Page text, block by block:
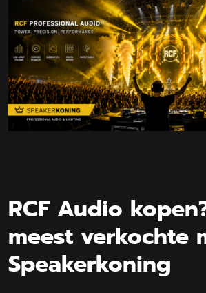
RCF Audio
meest verkochte
Speakerkoning